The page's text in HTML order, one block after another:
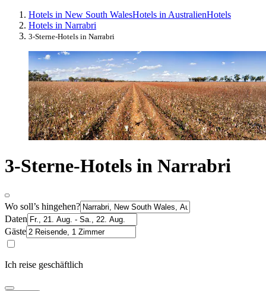
Hotels in New South WalesHotels in AustralienHotels
Hotels in Narrabri
3-Sterne-Hotels in Narrabri
3-Sterne-Hotels in Narrabri
Wo soll’s hingehen?
Daten
Gäste
Ich reise geschäftlich